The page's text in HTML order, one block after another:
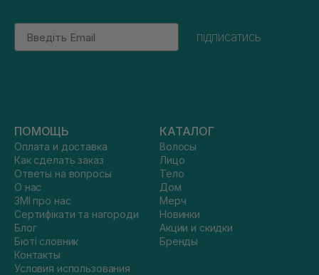
Email
підписатись
ПОМОЩЬ
Оплата и доставка
Как сделать заказ
Ответы на вопросы
О нас
ЗМІ про нас
Сертифікати та нагороди
Блог
Бюті словник
Контакты
Условия использования
КАТАЛОГ
Волосы
Лицо
Тело
Дом
Мерч
Новинки
Акции и скидки
Бренды